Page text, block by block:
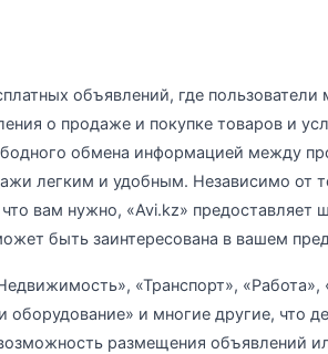
объявлений, где пользователи
о продаже и покупке товаров и
обмена информацией между
легким и удобным. Независимо от
вам нужно, «Avi.kz» предоставляет
быть заинтересована в вашем
«Транспорт», «Работа»,
и многие другие, что
размещения объявлений